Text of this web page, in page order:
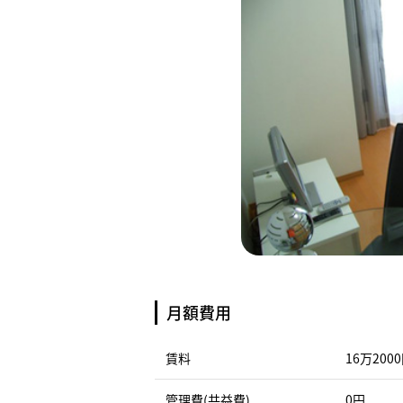
月額費用
賃料 16万